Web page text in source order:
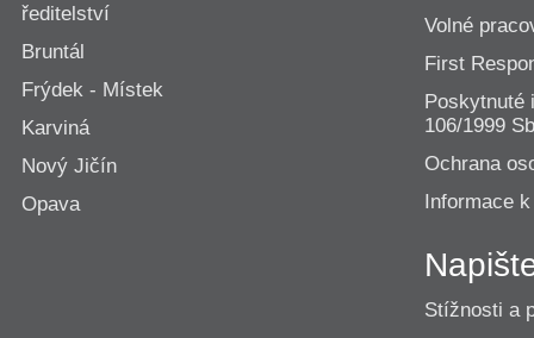
ředitelství
Bruntál
Frýdek - Místek
Karviná
Nový Jičín
Opava
Volné
First
Poskytnuté
106/1999
Ochrana
Informace
Stížnosti a